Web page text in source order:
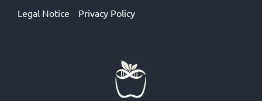
Legal Notice Privacy Policy